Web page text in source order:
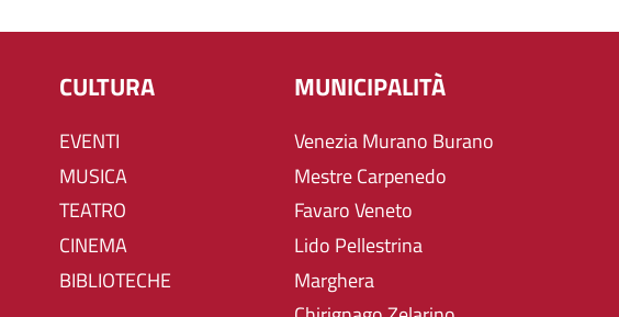
CULTURA
EVENTI
MUSICA
TEATRO
CINEMA
BIBLIOTECHE
MUNICIPALITÀ
Venezia Murano Burano
Mestre Carpenedo
Favaro Veneto
Lido Pellestrina
Marghera